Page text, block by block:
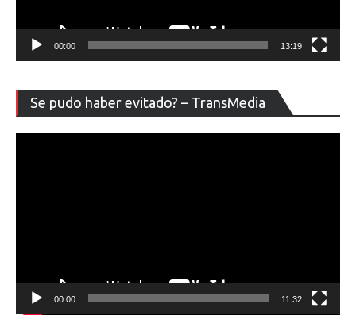
00:00 13:19
Se pudo haber evitado? – TransMedia
de
00:00 11:32